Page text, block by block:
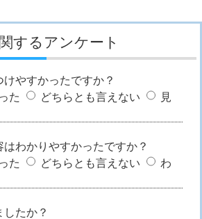
するアンケート
やすかったですか？
た
どちらとも言えない
見
はわかりやすかったですか？
た
どちらとも言えない
わ
たか？